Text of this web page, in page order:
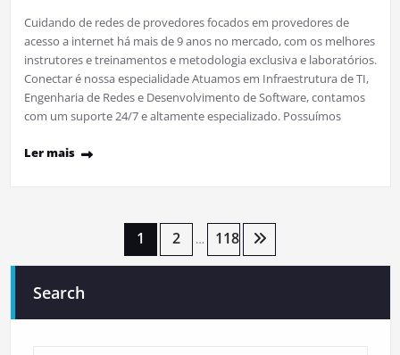
Cuidando de redes de provedores focados em provedores de
acesso a internet há mais de 9 anos no mercado, com os melhores
instrutores e treinamentos e metodologia exclusiva e laboratórios.
Conectar é nossa especialidade Atuamos em Infraestrutura de TI,
Engenharia de Redes e Desenvolvimento de Software, contamos
com um suporte 24/7 e altamente especializado. Possuímos
Ler mais
de
posts
1 2 … 118
Search